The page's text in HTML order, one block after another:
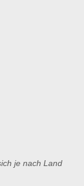
je nach Land